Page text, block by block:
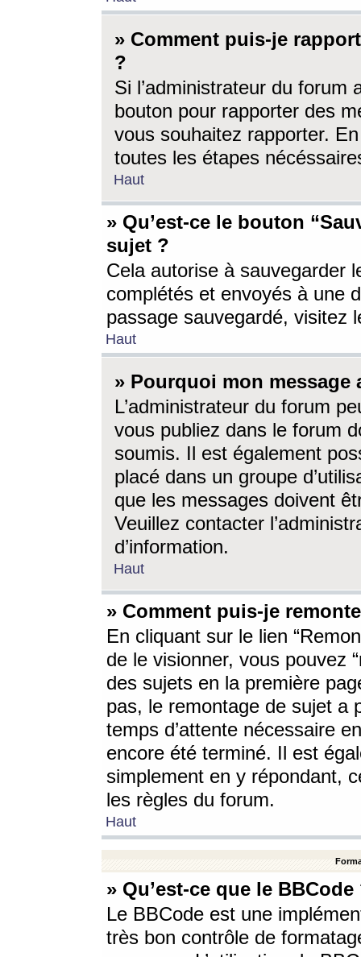
» Comment puis-je
?
Si l’administrateur du forum
bouton pour rapporter des
vous souhaitez rapporter.
toutes les étapes
Haut
» Qu’est-ce le bouton
sujet ?
Cela autorise à sauvegarder
complétés et envoyés à une
passage sauvegardé, visitez
Haut
» Pourquoi mon message
L’administrateur du forum
vous publiez dans le forum
soumis. Il est également
placé dans un groupe
que les messages doivent
Veuillez contacter
d’information.
Haut
» Comment puis-je
En cliquant sur le lien
de le visionner, vous pouvez
des sujets en la première
pas, le remontage de sujet a
temps d’attente nécessaire
encore été terminé. Il est
simplement en y répondant,
les règles du forum.
Haut
» Qu’est-ce que le BBCode
Le BBCode est une
très bon contrôle de